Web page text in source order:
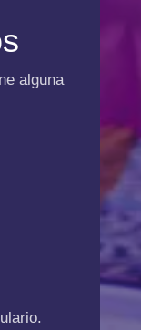
alguna